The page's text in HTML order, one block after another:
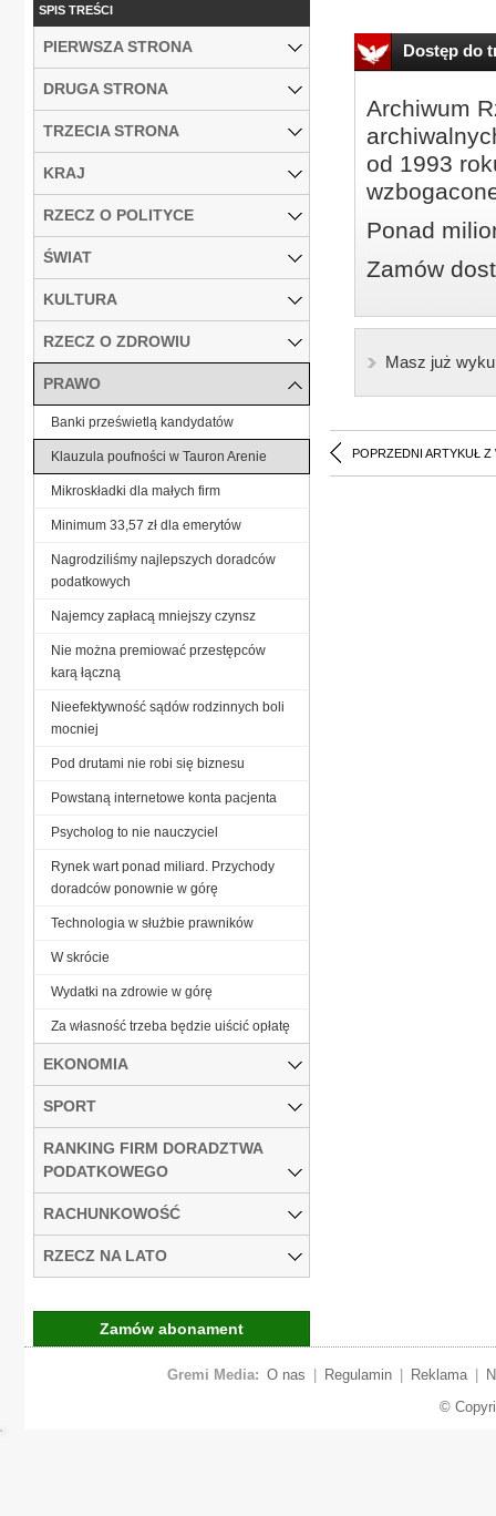
Dostęp do
Archiwum
od 1993
Ponad
Zamów
Masz już
POPRZEDNI ARTYKUŁ Z
SPIS TREŚCI
PIERWSZA STRONA
DRUGA STRONA
TRZECIA STRONA
KRAJ
RZECZ O POLITYCE
ŚWIAT
KULTURA
RZECZ O ZDROWIU
PRAWO
Banki prześwietlą kandydatów
Klauzula poufności w Tauron Arenie
Mikroskładki dla małych firm
Minimum 33,57 zł dla emerytów
Nagrodziliśmy najlepszych doradców
podatkowych
Najemcy zapłacą mniejszy czynsz
Nie można premiować przestępców
karą łączną
Nieefektywność sądów rodzinnych boli
mocniej
Pod drutami nie robi się biznesu
Powstaną internetowe konta pacjenta
Psycholog to nie nauczyciel
Rynek wart ponad miliard. Przychody
doradców ponownie w górę
Technologia w służbie prawników
W skrócie
Wydatki na zdrowie w górę
Za własność trzeba będzie uiścić opłatę
EKONOMIA
SPORT
RANKING FIRM DORADZTWA
PODATKOWEGO
RACHUNKOWOŚĆ
RZECZ NA LATO
Zamów abonament
Gremi Media: O nas Regulamin Reklama
©